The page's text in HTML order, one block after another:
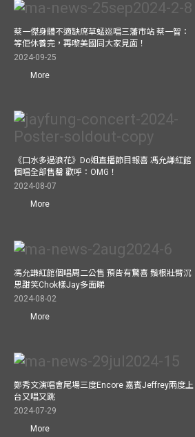
蔡一傑身體不適缺席草蜢巡唱三藩市站 蔡一智：
等佢休養完，再嚟美國同大家見面！
2024-09-25
More
《口水多過浪花》Do姐直播節目報喜 馮允謙紅館
個唱全部售罄 歡呼：OMG！
2024-08-07
More
馮允謙紅館個唱周二公售 預告有驚喜 鬚根壯臂沉
思甜笑Chok樣Jay多面睇
2024-08-02
More
鄭秀文演唱會尾場三度Encore 嘉賓Jeffrey兩度上
台又唱又跳
2024-07-29
More